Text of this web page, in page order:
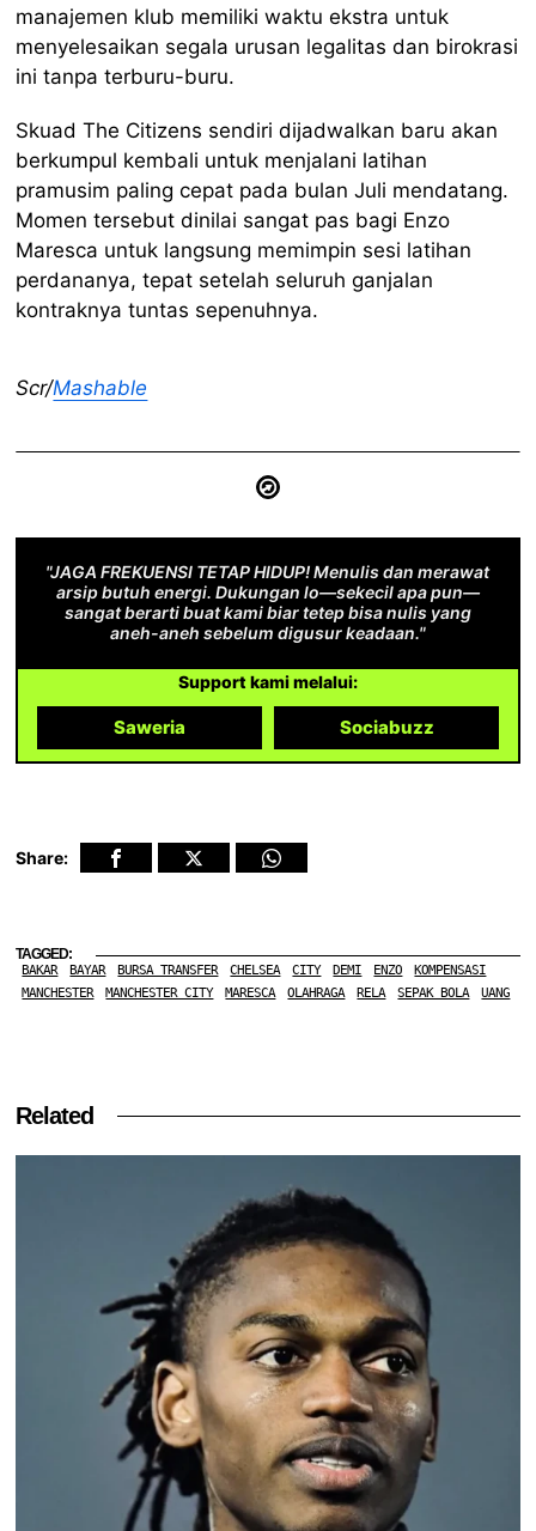
manajemen klub memiliki waktu ekstra untuk
menyelesaikan segala urusan legalitas dan birokrasi
ini tanpa terburu-buru.
Skuad The Citizens sendiri dijadwalkan baru akan
berkumpul kembali untuk menjalani latihan
pramusim paling cepat pada bulan Juli mendatang.
Momen tersebut dinilai sangat pas bagi Enzo
Maresca untuk langsung memimpin sesi latihan
perdananya, tepat setelah seluruh ganjalan
kontraknya tuntas sepenuhnya.
Scr/Mashable
"JAGA FREKUENSI TETAP HIDUP! Menulis dan merawat
arsip butuh energi. Dukungan lo—sekecil apa pun—
sangat berarti buat kami biar tetep bisa nulis yang
aneh-aneh sebelum digusur keadaan."
Support kami melalui:
Saweria Sociabuzz
Share:
TAGGED:
BAKAR BAYAR BURSA TRANSFER CHELSEA CITY DEMI ENZO
KOMPENSASI
MANCHESTER
MANCHESTER CITY MARESCA OLAHRAGA RELA SEPAK BOLA UANG
Related